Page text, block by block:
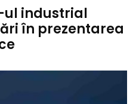
ul industrial
în prezentarea